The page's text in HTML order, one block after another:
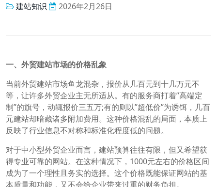
建站知识 2026年2月26日
一、外贸建站市场的价格乱象
当前外贸建站市场鱼龙混杂，报价从几百元到十几万元不
等，让许多外贸企业主无所适从。有的服务商打着”高端定
制”的旗号，动辄报价三五万;有的则以”超低价”为诱饵，几百
元建站却暗藏诸多附加费用。这种价格混乱的局面，本质上
反映了行业信息不对称和标准化程度低的问题。
对于中小型外贸企业而言，建站预算往往有限，但又希望获
得专业可靠的网站。在这种情况下，1000元左右的价格区间
成为了一个理性且务实的选择。这个价格既能保证网站的基
本质量和功能，又不会给企业带来过重的财务负担。